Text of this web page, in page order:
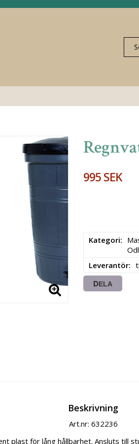
995 SEK
Kategori
Leverantör
DELA
Beskrivning
Art.nr: 632236
plast för lång hållbarhet. Ansluts till